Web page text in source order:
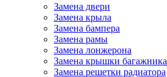
Замена двери
Замена крыла
Замена бампера
Замена рамы
Замена лонжерона
Замена крышки багажника
Замена решетки радиатора